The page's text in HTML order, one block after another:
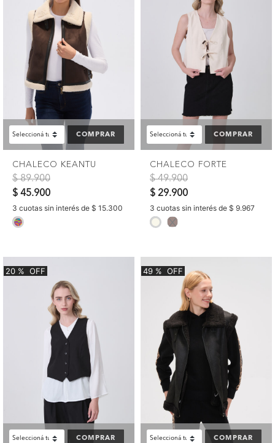
COMPRAR
CHALECO KEANTU
Precio reducido de
$ 89.900a
$ 45.900
3 cuotas sin interés de $ 15.300
COMPRAR
CHALECO FORTE
Precio reducido de
$ 49.900a
$ 29.900
3 cuotas sin interés de $ 9.967
selected
20 % OFF
COMPRAR
49 % OFF
COMPRAR